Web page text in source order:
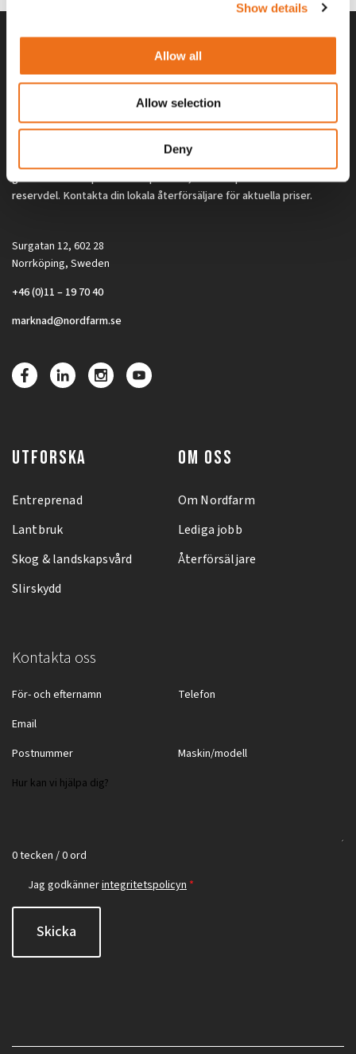
Show details
Allow all
Allow selection
Deny
Alla priser på tillbehör och tillval gäller vid köp av ny maskin. Priserna
gäller inte vid köp av enskild produkt, till exempel
reservdel. Kontakta din lokala återförsäljare för aktuella priser.
Surgatan 12, 602 28
Norrköping, Sweden
+46 (0)11 – 19 70 40
marknad@nordfarm.se
UTFORSKA
Entreprenad
Lantbruk
Skog & landskapsvård
Slirskydd
OM OSS
Om Nordfarm
Lediga jobb
Återförsäljare
Kontakta oss
0 tecken / 0 ord
Jag godkännerintegritetspolicyn *
Skicka